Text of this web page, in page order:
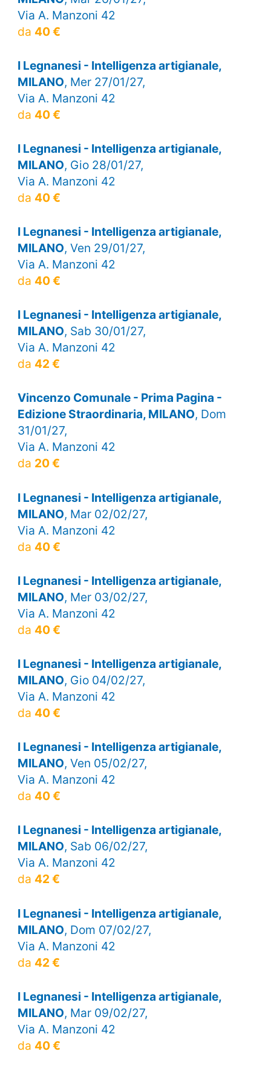
Via A. Manzoni 42
da 40 €
I Legnanesi - Intelligenza artigianale,
MILANO, Mer 27/01/27,
Via A. Manzoni 42
da 40 €
I Legnanesi - Intelligenza artigianale,
MILANO, Gio 28/01/27,
Via A. Manzoni 42
da 40 €
I Legnanesi - Intelligenza artigianale,
MILANO, Ven 29/01/27,
Via A. Manzoni 42
da 40 €
I Legnanesi - Intelligenza artigianale,
MILANO, Sab 30/01/27,
Via A. Manzoni 42
da 42 €
Vincenzo Comunale - Prima Pagina -
Edizione Straordinaria, MILANO, Dom
31/01/27,
Via A. Manzoni 42
da 20 €
I Legnanesi - Intelligenza artigianale,
MILANO, Mar 02/02/27,
Via A. Manzoni 42
da 40 €
I Legnanesi - Intelligenza artigianale,
MILANO, Mer 03/02/27,
Via A. Manzoni 42
da 40 €
I Legnanesi - Intelligenza artigianale,
MILANO, Gio 04/02/27,
Via A. Manzoni 42
da 40 €
I Legnanesi - Intelligenza artigianale,
MILANO, Ven 05/02/27,
Via A. Manzoni 42
da 40 €
I Legnanesi - Intelligenza artigianale,
MILANO, Sab 06/02/27,
Via A. Manzoni 42
da 42 €
I Legnanesi - Intelligenza artigianale,
MILANO, Dom 07/02/27,
Via A. Manzoni 42
da 42 €
I Legnanesi - Intelligenza artigianale,
MILANO, Mar 09/02/27,
Via A. Manzoni 42
da 40 €